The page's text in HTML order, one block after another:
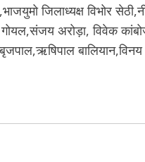
जिलाध्यक्ष विभोर
गोयल,संजय अरोड़ा, विवेक
बालियान,विनय